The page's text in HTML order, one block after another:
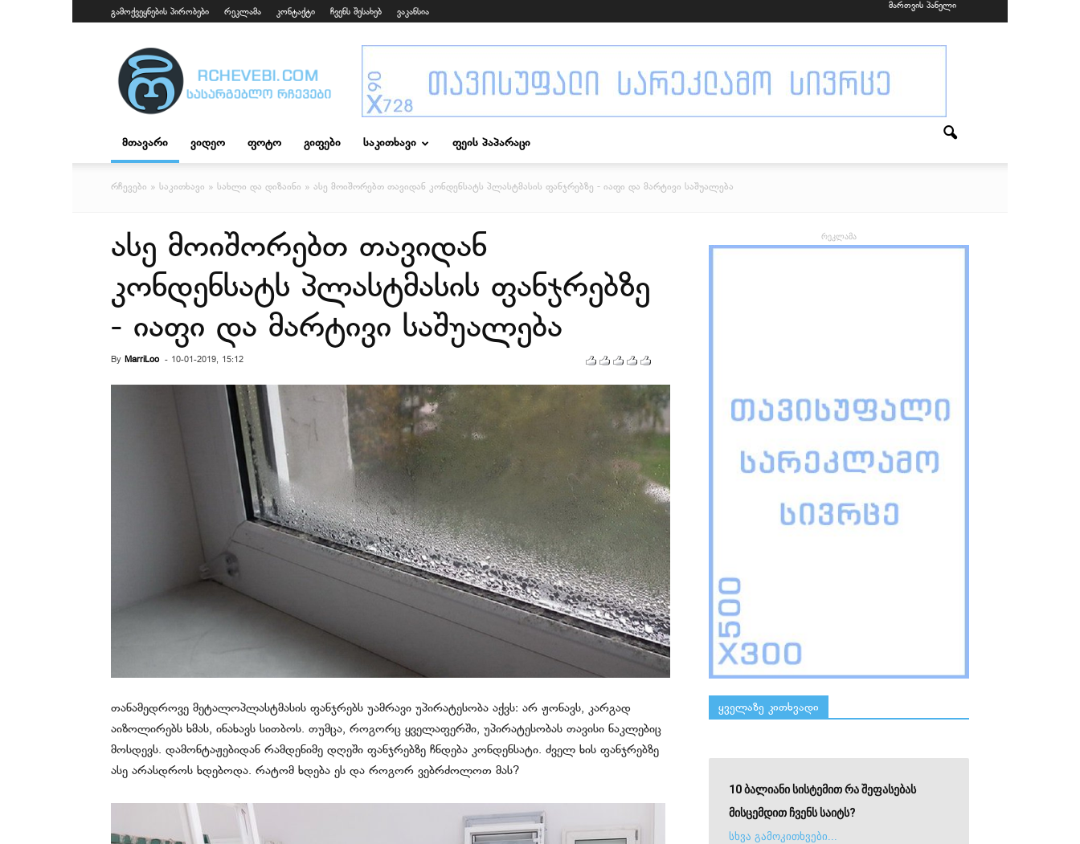
გამოქვეყნების პირობები რეკლამა კონტაქტი ჩვენს შესახებ ვაკანსია
მართვის პანელი
fpaparazzi.com
მთავარი ვიდეო ფოტო გიფები საკითხავი ფეის პაპარაცი
რჩევები » საკითხავი » სახლი და დიზაინი » ასე მოიშორებთ თავიდან კონდენსატს პლასტმასის ფანჯრებზე - იაფი და მარტივი საშუალება
ასე მოიშორებთ თავიდან
კონდენსატს პლასტმასის ფანჯრებზე
- იაფი და მარტივი საშუალება
By MarriLoo - 10-01-2019, 15:12
თანამედროვე მეტალოპლასტმასის ფანჯრებს უამრავი უპირატესობა აქვს: არ ჟონავს, კარგად
აიზოლირებს ხმას, ინახავს სითბოს. თუმცა, როგორც ყველაფერში, უპირატესობას თავისი ნაკლებიც
მოსდევს. დამონტაჟებიდან რამდენიმე დღეში ფანჯრებზე ჩნდება კონდენსატი. ძველ ხის ფანჯრებზე
ასე არასდროს ხდებოდა. რატომ ხდება ეს და როგორ ვებრძოლოთ მას?
რეკლამა
ყველაზე კითხვადი
10 ბალიანი სისტემით რა შეფასებას
მისცემდით ჩვენს საიტს?
სხვა გამოკითხვები...